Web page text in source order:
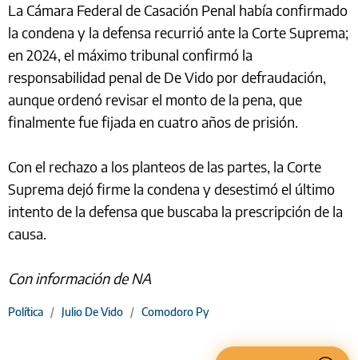
La Cámara Federal de Casación Penal había confirmado
la condena y la defensa recurrió ante la Corte Suprema;
en 2024, el máximo tribunal confirmó la
responsabilidad penal de De Vido por defraudación,
aunque ordenó revisar el monto de la pena, que
finalmente fue fijada en cuatro años de prisión.
Con el rechazo a los planteos de las partes, la Corte
Suprema dejó firme la condena y desestimó el último
intento de la defensa que buscaba la prescripción de la
causa.
Con información de NA
Política / Julio De Vido / Comodoro Py